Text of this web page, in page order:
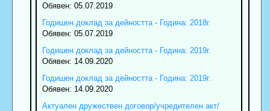
Обявен: 05.07.2019
Годишен доклад за дейността - Година: 2018г.
Обявен: 05.07.2019
Годишен доклад за дейността - Година: 2019г.
Обявен: 14.09.2020
Годишен доклад за дейността - Година: 2019г.
Обявен: 14.09.2020
Актуален дружествен договор/учредителен акт/